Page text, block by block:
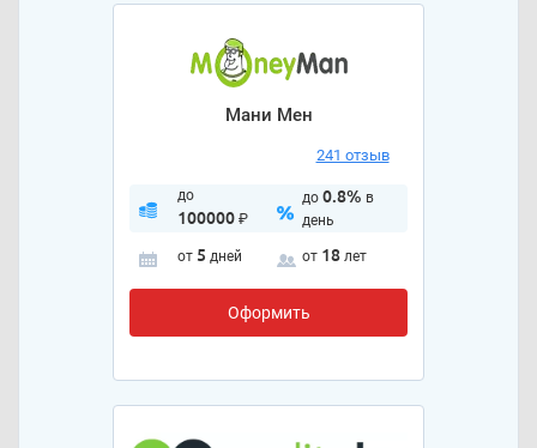
Мани Мен
241 отзыв
до
100000₽
до 0.8% в
день
от 5 дней от 18 лет
Оформить